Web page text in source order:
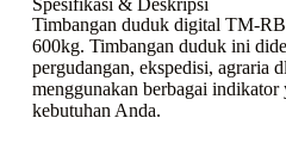
Spesifikasi & Deskripsi
Timbangan duduk digital TM-
600kg. Timbangan duduk ini
pergudangan, ekspedisi, agraria
menggunakan berbagai indikator
kebutuhan Anda.